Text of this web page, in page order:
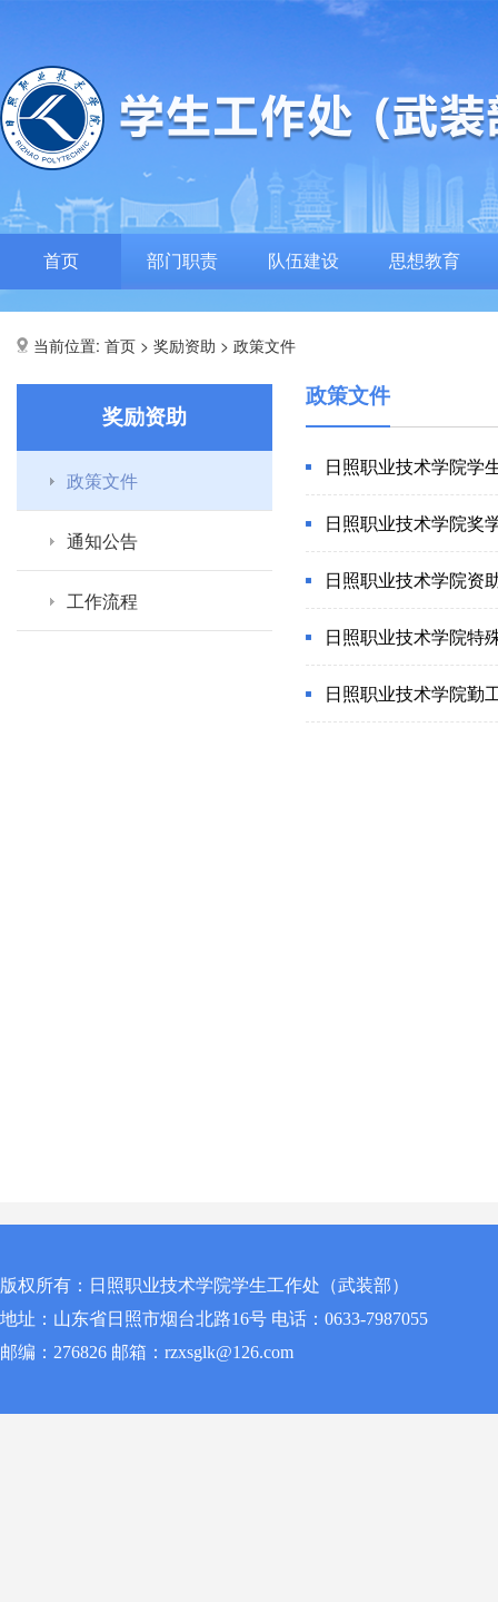
首页 部门职责 队伍建设 思想教育
当前位置: 首页 > 奖励资助 > 政策文件
奖励资助
政策文件
通知公告
工作流程
政策文件
日照职业技术学院学
日照职业技术学院奖
日照职业技术学院资
日照职业技术学院特
日照职业技术学院勤
版权所有：日照职业技术学院学生工作处（武装部）
地址：山东省日照市烟台北路16号 电话：0633-7987055
邮编：276826 邮箱：rzxsglk@126.com